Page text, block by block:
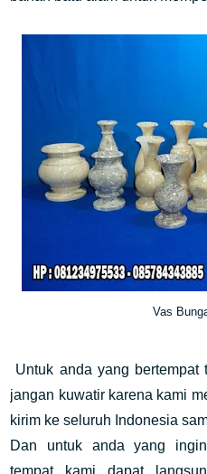
Vas
Untuk anda yang
jangan kuwatir karena kami
kirim ke seluruh Indonesia
Dan untuk anda yang
tempat kami dapat